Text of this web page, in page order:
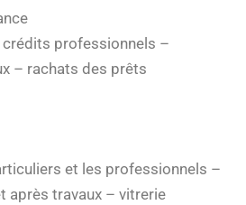
professionnels –
– rachats des prêts
et les professionnels –
après travaux – vitrerie